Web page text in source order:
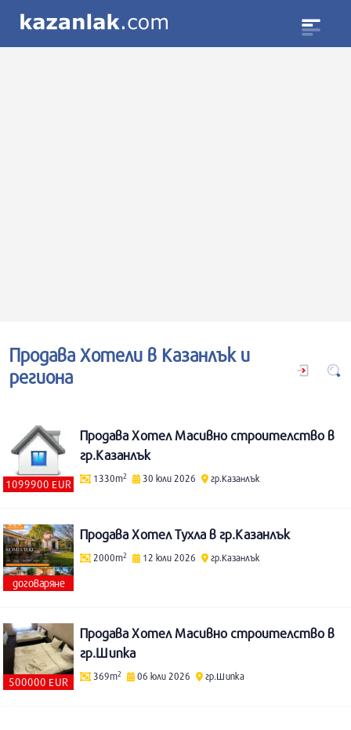
Продава Хотели в Казанлък и
региона
1099900 EUR
Продава Хотел Масивно строителство в
гр.Казанлък
1330m2 30 юли 2026 гр.Казанлък
договаряне
Продава Хотел Тухла в гр.Казанлък
2000m2 12 юли 2026 гр.Казанлък
500000 EUR
Продава Хотел Масивно строителство в
гр.Шипка
369m2 06 юли 2026 гр.Шипка